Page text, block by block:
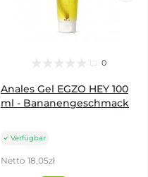
0
Anales Gel EGZO HEY 100
ml - Bananengeschmack
Verfügbar
Netto 18,05zł